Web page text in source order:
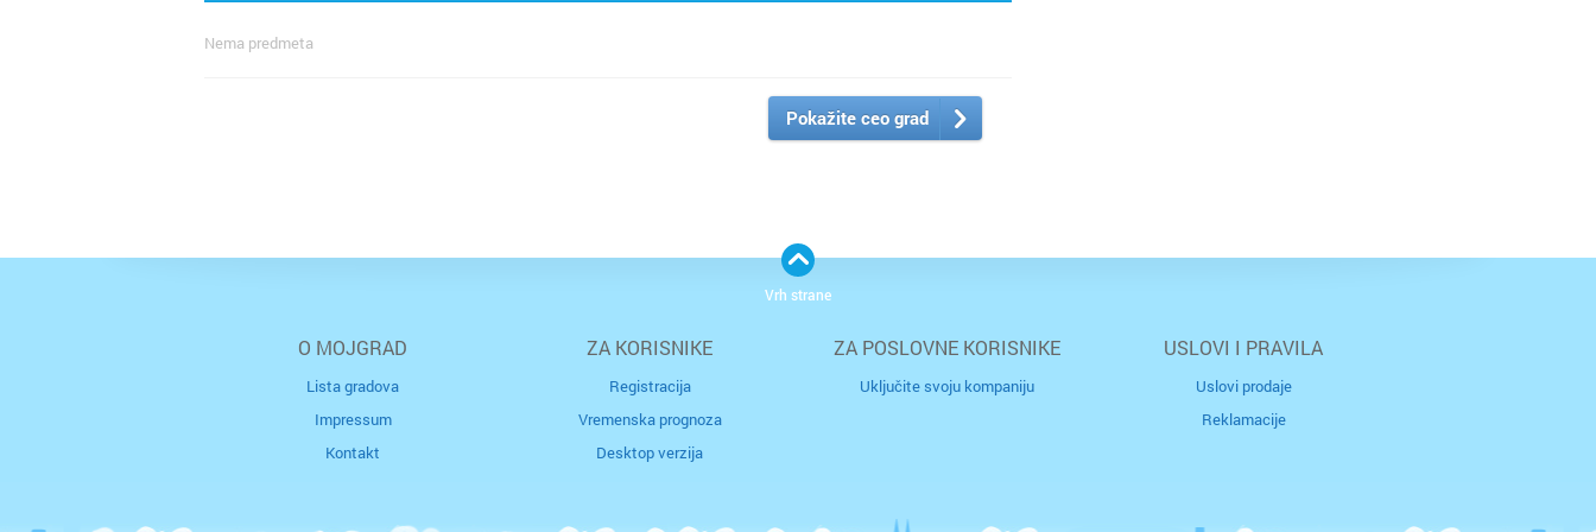
Nema predmeta
Pokažite ceo grad
O MOJGRAD
Lista gradova
Impressum
Kontakt
ZA KORISNIKE
Registracija
Vremenska prognoza
Desktop verzija
ZA POSLOVNE KORISNIKE
Uključite svoju kompaniju
USLOVI I PRAVILA
Uslovi prodaje
Reklamacije
Vrh strane